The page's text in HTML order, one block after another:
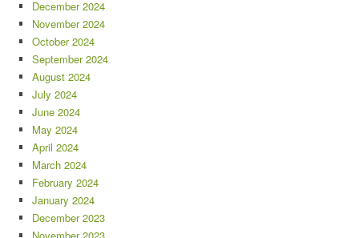
December 2024
November 2024
October 2024
September 2024
August 2024
July 2024
June 2024
May 2024
April 2024
March 2024
February 2024
January 2024
December 2023